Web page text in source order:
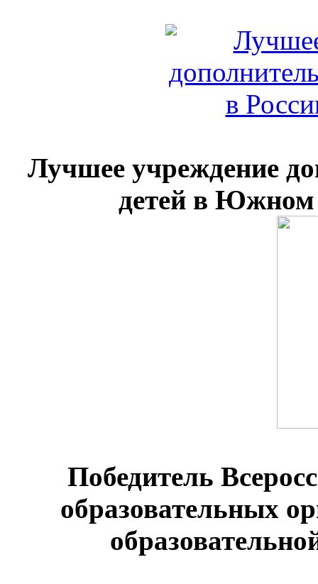
Лучшее учреждение
детей в Южном
Победитель
образовательных